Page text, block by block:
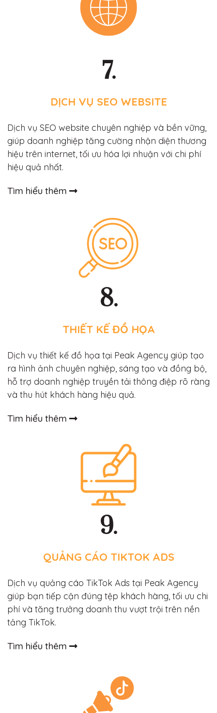
7.
DỊCH VỤ SEO WEBSITE
Dịch vụ SEO website chuyên nghiệp và bền vững,
giúp doanh nghiệp tăng cường nhận diện thương
hiệu trên internet, tối ưu hóa lợi nhuận với chi phí
hiệu quả nhất.
Tìm hiểu thêm
8.
THIẾT KẾ ĐỒ HỌA
Dịch vụ thiết kế đồ họa tại Peak Agency giúp tạo
ra hình ảnh chuyên nghiệp, sáng tạo và đồng bộ,
hỗ trợ doanh nghiệp truyền tải thông điệp rõ ràng
và thu hút khách hàng hiệu quả.
Tìm hiểu thêm
9.
QUẢNG CÁO TIKTOK ADS
Dịch vụ quảng cáo TikTok Ads tại Peak Agency
giúp bạn tiếp cận đúng tệp khách hàng, tối ưu chi
phí và tăng trưởng doanh thu vượt trội trên nền
tảng TikTok.
Tìm hiểu thêm